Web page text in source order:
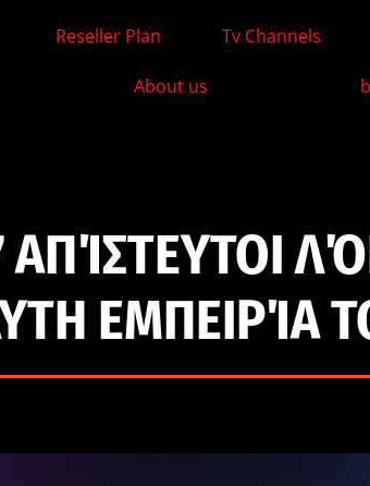
Reseller Plan Tv Channels
About us
ΑΠΊΣΤΕΥΤΟΙ
ΕΜΠΕΙΡΊΑ